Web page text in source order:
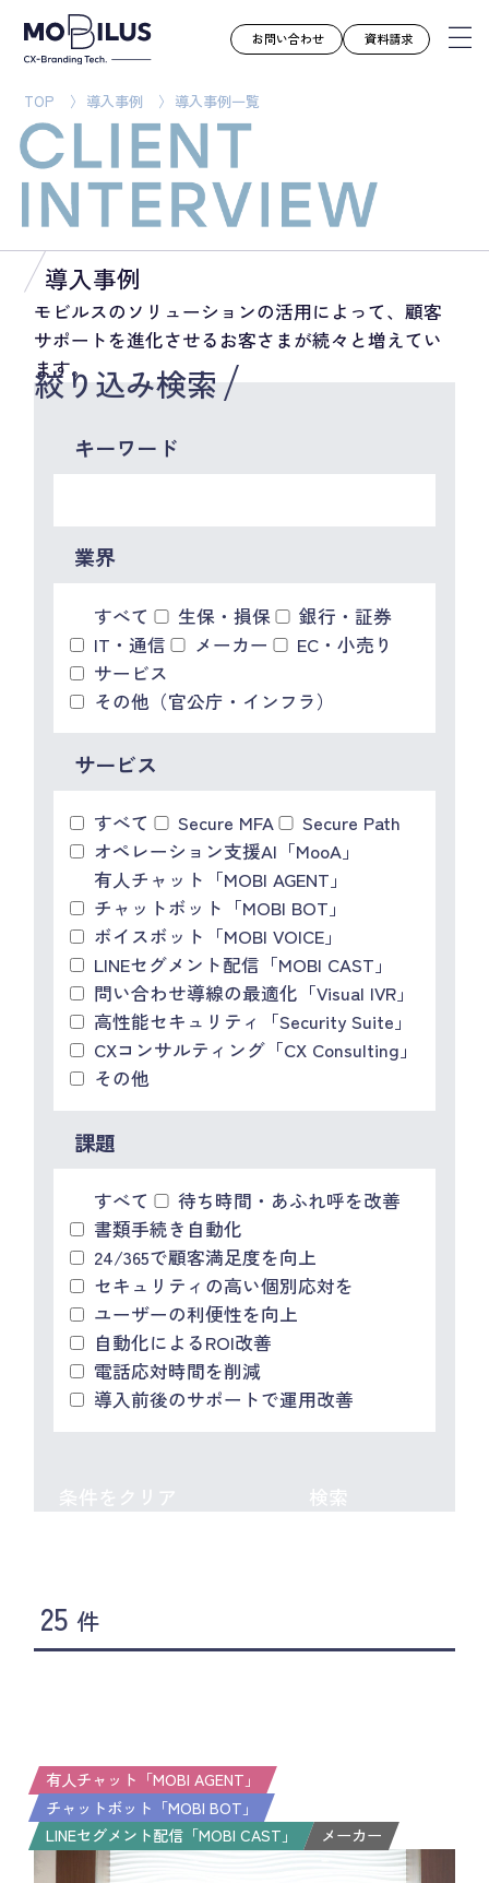
モビルスとは
サービス
導入事例
ユースケース
お知らせ
セミナー
お役立ち資料
採用情報
CX向上情報サイト
お問い合わせ 資料請求
TOP 導入事例 導入事例一覧
導入事例
モビルスのソリューションの活用によって、顧客
サポートを進化させるお客さまが続々と増えてい
ます。
絞り込み検索
キーワード
業界
すべて 生保・損保
銀行・証券
IT・通信
メーカー
EC・小売り
サービス
その他（官公庁・インフラ）
サービス
すべて Secure MFA
Secure Path
オペレーション支援AI「MooA」
有人チャット「MOBI AGENT」
チャットボット「MOBI BOT」
ボイスボット「MOBI VOICE」
LINEセグメント配信「MOBI CAST」
問い合わせ導線の最適化「Visual IVR」
高性能セキュリティ「Security Suite」
CXコンサルティング「CX Consulting」
その他
課題
すべて
待ち時間・あふれ呼を改善
書類手続き自動化
24/365で顧客満足度を向上
セキュリティの高い個別応対を
ユーザーの利便性を向上
自動化によるROI改善
電話応対時間を削減
導入前後のサポートで運用改善
条件をクリア 検索
25 件
有人チャット「MOBI AGENT」
チャットボット「MOBI BOT」
LINEセグメント配信「MOBI CAST」
メーカー